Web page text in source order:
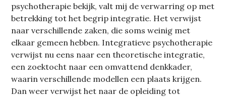
psychotherapie bekijk, valt mij de verwarring op met
betrekking tot het begrip integratie. Het verwijst
naar verschillende zaken, die soms weinig met
elkaar gemeen hebben. Integratieve psychotherapie
verwijst nu eens naar een theoretische integratie,
een zoektocht naar een omvattend denkkader,
waarin verschillende modellen een plaats krijgen.
Dan weer verwijst het naar de opleiding tot